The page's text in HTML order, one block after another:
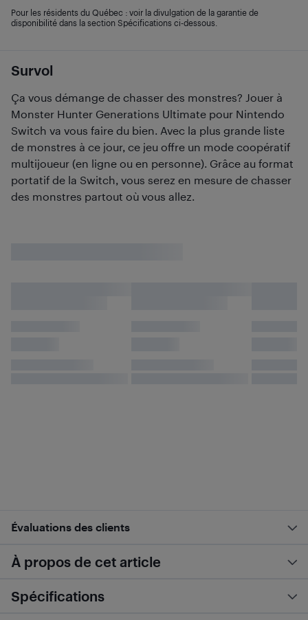
Survol
Ça vous démange de chasser des monstres? Jouer à
Monster Hunter Generations Ultimate pour Nintendo
Switch va vous faire du bien. Avec la plus grande liste
de monstres à ce jour, ce jeu offre un mode coopératif
multijoueur (en ligne ou en personne). Grâce au format
portatif de la Switch, vous serez en mesure de chasser
des monstres partout où vous allez.
Pour les résidents du Québec : voir la divulgation de la garantie de
disponibilité dans la section Spécifications ci-dessous.
Évaluations des clients
À propos de cet article
Spécifications